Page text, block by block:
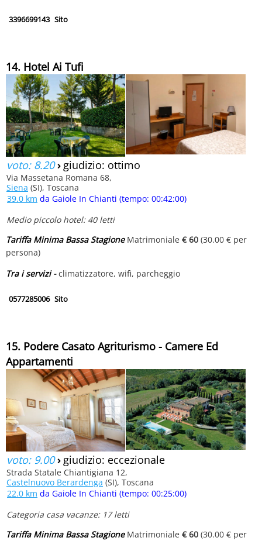
3396699143 Sito
14. Hotel Ai Tufi
voto: 8.20› giudizio: ottimo
Via Massetana Romana 68,
Siena (SI), Toscana
39.0 km da Gaiole In Chianti (tempo: 00:42:00)
Medio piccolo hotel: 40 letti
Tariffa Minima Bassa StagioneMatrimoniale € 60 (30.00 € per
persona)
Tra i servizi -climatizzatore, wifi, parcheggio
0577285006 Sito
15. Podere Casato Agriturismo - Camere Ed
Appartamenti
voto: 9.00› giudizio: eccezionale
Strada Statale Chiantigiana 12,
Castelnuovo Berardenga (SI), Toscana
22.0 km da Gaiole In Chianti (tempo: 00:25:00)
Categoria casa vacanze: 17 letti
Tariffa Minima Bassa StagioneMatrimoniale € 60 (30.00 € per